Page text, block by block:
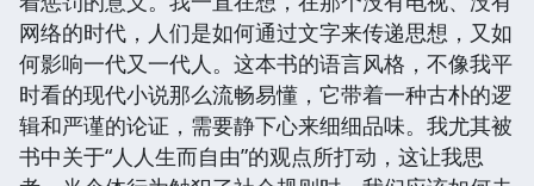
网络的时代，人们是如何通过文字来传递思想，又如
何影响一代又一代人。这本书的语言风格，不像我平
时看的现代小说那么流畅易懂，它带着一种古朴的逻
辑和严谨的论证，需要静下心来细细品味。我尤其被
书中关于“人人生而自由”的观点所打动，这让我思